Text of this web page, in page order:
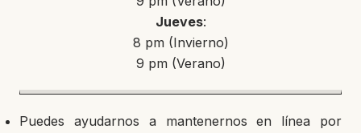
Jueves:
8 pm (Invierno)
9 pm (Verano)
Puedes ayudarnos a mantenernos en línea por